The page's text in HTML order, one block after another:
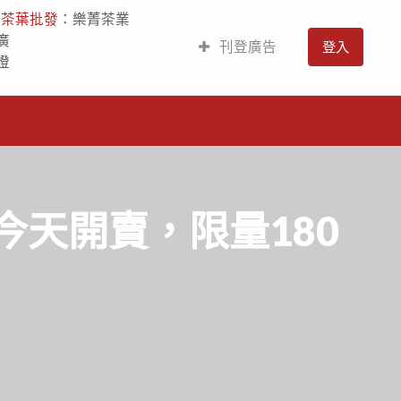
茶葉批發 ：樂菁茶業
刊登廣告 登入
天開賣，限量180